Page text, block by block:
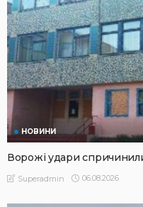
НОВИНИ
Ворожі удари
Superadmin 06.08.2026